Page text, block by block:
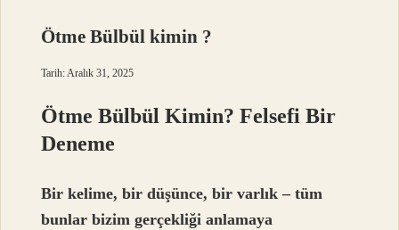
Ötme Bülbül kimin ?
Tarih: Aralık 31, 2025
Ötme Bülbül Kimin? Felsefi Bir
Deneme
Bir kelime, bir düşünce, bir varlık – tüm
bunlar bizim gerçekliği anlamaya